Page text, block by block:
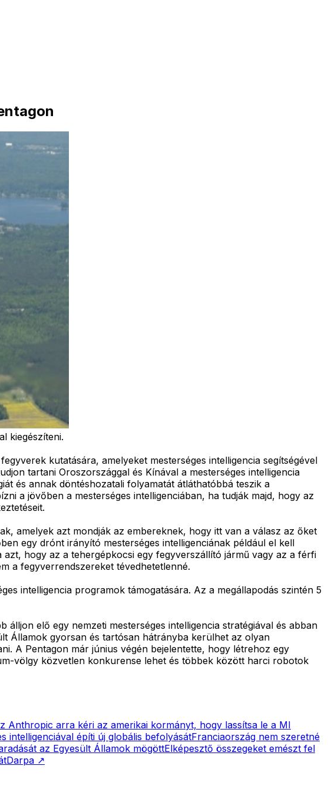
kiegészíteni.
kutatására, amelyeket mesterséges intelligencia segítségével
tartani Oroszországgal és Kínával a mesterséges intelligencia
és annak döntéshozatali folyamatát átláthatóbbá teszik a
a jövőben a mesterséges intelligenciában, ha tudják majd, hogy az
amelyek azt mondják az embereknek, hogy itt van a válasz az őket
egy drónt irányító mesterséges intelligenciának például el kell
hogy az a tehergépkocsi egy fegyverszállító jármű vagy az a férfi
a fegyverrendszereket tévedhetetlenné.
intelligencia programok támogatására. Az a megállapodás szintén 5
álljon elő egy nemzeti mesterséges intelligencia stratégiával és abban
Államok gyorsan és tartósan hátrányba kerülhet az olyan
A Pentagon már június végén bejelentette, hogy létrehoz egy
völgy közvetlen konkurense lehet és többek között harci robotok
Anthropic arra kéri az amerikai kormányt, hogy lassítsa le a MI
intelligenciával építi új globális befolyásátFranciaország nem szeretné
az Egyesült Államok mögöttElképesztő összegeket emészt fel
Darpa ↗